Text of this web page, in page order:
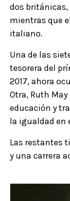
dos británicas,
mientras que
italiano.
Una de las
tesorera del
2017, ahora
Otra, Ruth
educación y
la igualdad en
Las restantes
y una carrera